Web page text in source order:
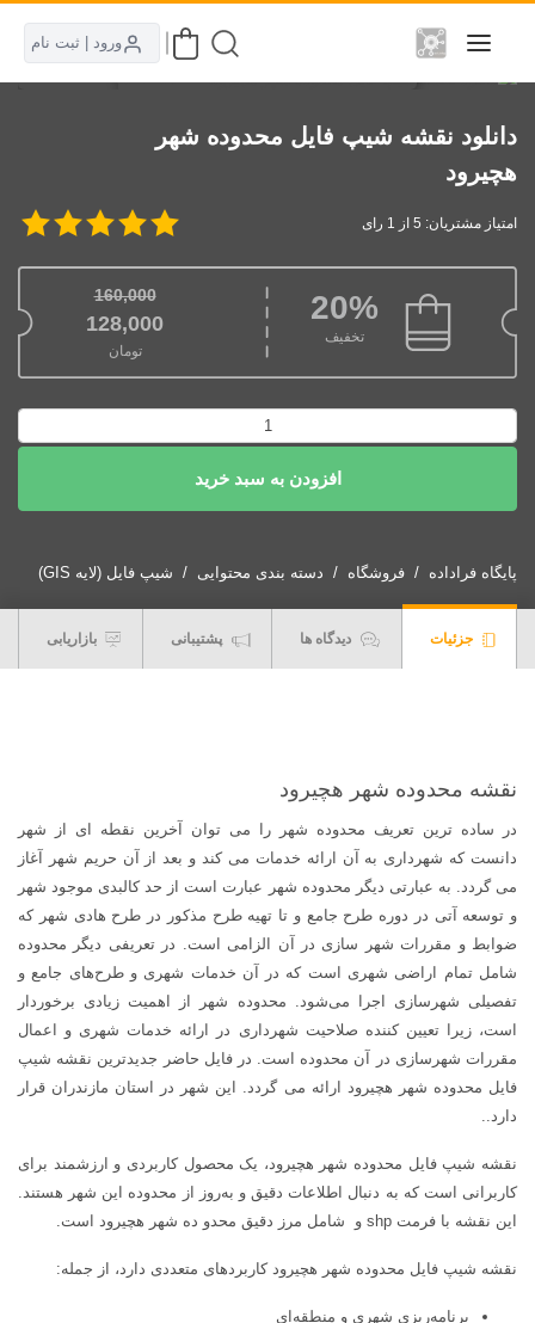
ورود | ثبت نام
دانلود نقشه شیپ فایل محدوده شهر
هچیرود
امتیاز مشتریان: 5 از 1 رای
20%
تخفیف
160,000
قیمت اصلی: 160,000تومان بود.
128,000
تومان
قیمت فعلی: 128,000تومان.
نقشه
فایل
شهر
افزودن به سبد خرید
پایگاه فراداده فروشگاه دسته بندی محتوایی شیپ فایل (لایه GIS)
جزئیات دیدگاه ها پشتیبانی بازاریابی
نقشه محدوده شهر هچيرود
در ساده ترین تعریف محدوده شهر را می توان آخرین نقطه ای از شهر
دانست که شهرداری به آن ارائه خدمات می کند و بعد از آن حریم شهر آغاز
می گردد. به عبارتی دیگر محدوده شهر عبارت است از حد کالبدی موجود شهر
و توسعه آتی در دوره طرح جامع و تا تهیه طرح مذکور در طرح هادی شهر که
ضوابط و مقررات شهر سازی در آن الزامی است. در تعریفی دیگر محدوده
شامل تمام اراضی شهری است که در آن خدمات شهری و طرح‌های جامع و
تفصیلی شهرسازی اجرا می‌شود. محدوده شهر از اهمیت زیادی برخوردار
است، زیرا تعیین کننده صلاحیت شهرداری در ارائه خدمات شهری و اعمال
مقررات شهرسازی در آن محدوده است. در فایل حاضر جدیدترین نقشه شیپ
فایل محدوده شهر هچيرود ارائه می گردد. این شهر در استان مازندران قرار
دارد..
نقشه شیپ فایل محدوده شهر هچيرود، یک محصول کاربردی و ارزشمند برای
کاربرانی است که به دنبال اطلاعات دقیق و به‌روز از محدوده این شهر هستند.
این نقشه با فرمت shp و شامل مرز دقیق محدو ده شهر هچيرود است.
نقشه شیپ فایل محدوده شهر هچيرود کاربردهای متعددی دارد، از جمله:
برنامه‌ریزی شهری و منطقه‌ای